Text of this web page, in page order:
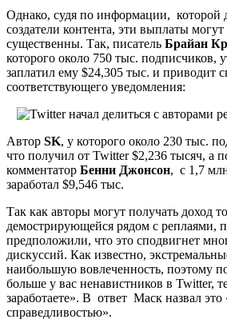
Однако, судя по информации, которой
создатели контента, эти выплаты
существенны. Так, писатель Брайан
которого около 750 тыс. подписчиков,
заплатил ему $24,305 тыс. и приводит
соответствующего уведомления:
Автор SK, у которого около 230 тыс.
что получил от Twitter $2,236 тысяч, а
комментатор Бенни Джонсон, с 1,7
заработал $9,546 тыс.
Так как авторы могут получать доход
демострирующейся рядом с реплаями,
предположили, что это сподвигнет
дискуссий. Как известно,
наибольшую вовлеченность, поэтому
больше у вас ненавистников в Twitter,
заработаете». В ответ Маск назвал это
справедливостью».